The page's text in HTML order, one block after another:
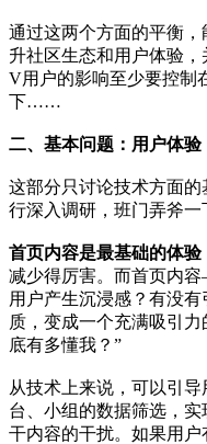
通过这两个方面的平衡，
升社区生态和用户体验
V用户的影响至少要控制
下……
二、基本问题：用户体验
这部分只讨论技术方面
行深入调研，班门弄斧一
首页内容是最基础的体验
减少得厉害。而首页内
用户产生沉浸感？有没
质，变成一个充满吸引
底有多懂我？”
从技术上来说，可以引
台、小组的数据筛选，
干内容的干扰。如果用